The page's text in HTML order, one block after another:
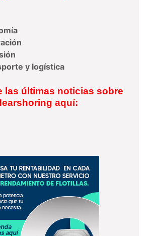
y logística
las últimas noticias sobre
aquí: